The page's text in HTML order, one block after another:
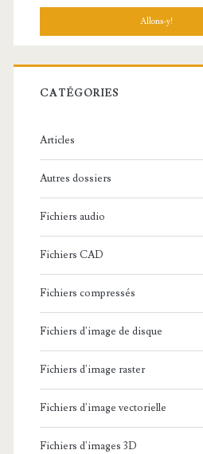
h
r
c
:
CATÉGORIES
Articles
Autres dossiers
Fichiers audio
Fichiers CAD
Fichiers compressés
Fichiers d'image de disque
Fichiers d'image raster
Fichiers d'image vectorielle
Fichiers d'images 3D